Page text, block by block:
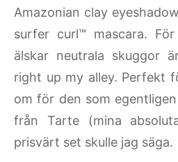
Amazonian clay
surfer curl™ mascara.
älskar neutrala skuggor
right up my alley. Perfekt
om för den som
från Tarte (mina
prisvärt set skulle jag säga.